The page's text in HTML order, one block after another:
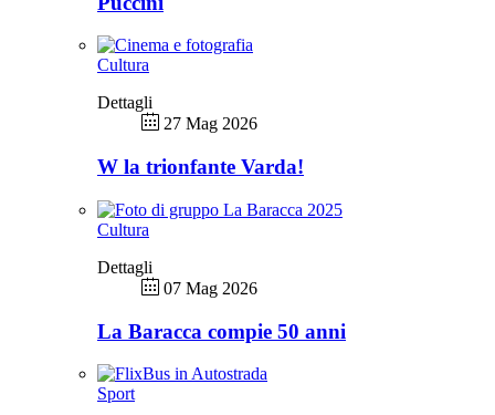
Cultura
Dettagli
27 Mag 2026
W la trionfante Varda!
Cultura
Dettagli
07 Mag 2026
La Baracca compie 50 anni
Sport